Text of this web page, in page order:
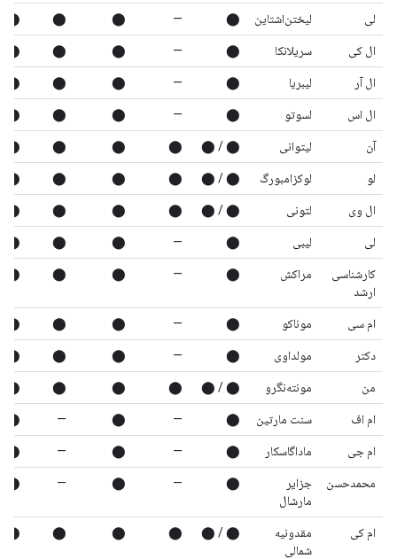
لی لیختن‌اشتاین ⬤
—
⬤
⬤
⬤
ال کی سریلانکا ⬤
—
⬤
⬤
⬤
ال آر لیبریا ⬤
—
⬤
⬤
⬤
ال اس لسوتو ⬤
—
⬤
⬤
⬤
آن لیتوانی ⬤ / ⬤
⬤
⬤
⬤
⬤
لو لوکزامبورگ ⬤ / ⬤
⬤
⬤
⬤
⬤
ال وی لتونی ⬤ / ⬤
⬤
⬤
⬤
⬤
لی لیبی ⬤
—
⬤
⬤
⬤
کارشناسی
ارشد
مراکش ⬤
—
⬤
⬤
⬤
ام سی موناکو ⬤
—
⬤
⬤
⬤
دکتر مولداوی ⬤
—
⬤
⬤
⬤
من مونته‌نگرو ⬤ / ⬤
⬤
⬤
⬤
⬤
ام اف سنت مارتین ⬤
—
⬤
—
⬤
ام جی ماداگاسکار ⬤
—
⬤
—
⬤
محمدحسن
جزایر
مارشال
⬤
—
⬤
—
⬤
ام کی
مقدونیه
شمالی
⬤ / ⬤
⬤
⬤
⬤
⬤